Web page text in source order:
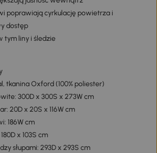
poprawiają cyrkulację powietrza i
dostęp
tym liny i śledzie
tkanina Oxford (100% poliester)
300D x 300S x 273W cm
20D x 20S x 116W cm
186W cm
x 103S cm
słupami: 293D x 293S cm